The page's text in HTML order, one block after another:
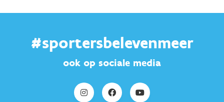
#sportersbelevenmeer
ook op sociale media